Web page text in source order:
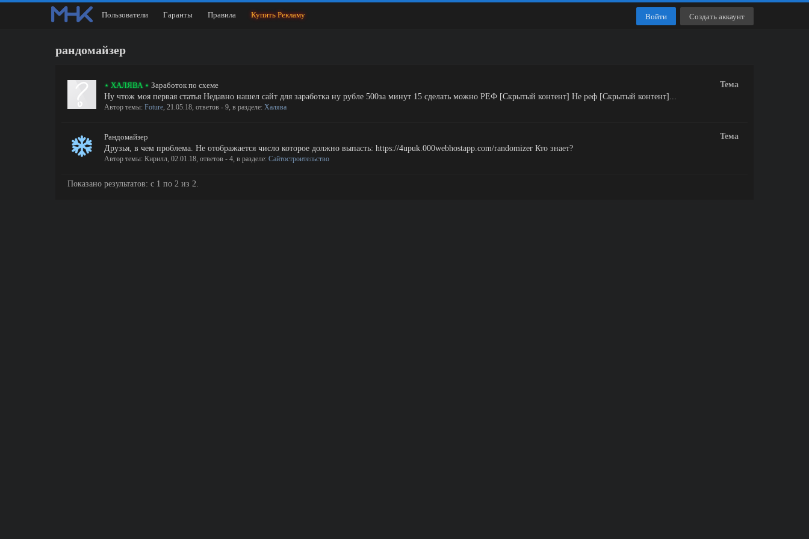
рандомайзер
Тема
⋆ ХАЛЯВА ⋆ Заработок по схеме
Ну чтож моя первая статья Недавно нашел сайт для заработка ну рубле 500за минут 15 сделать можно РЕФ [Скрытый контент] Не реф [Скрытый контент]...
Автор темы: Foture, 21.05.18, ответов - 9, в разделе: Халява
Тема
Рандомайзер
Друзья, в чем проблема. Не отображается число которое должно выпасть: https://4upuk.000webhostapp.com/randomizer Кто знает?
Автор темы: Кирилл, 02.01.18, ответов - 4, в разделе: Сайтостроительство
Показано результатов: с 1 по 2 из 2.
Пользователи Гаранты Правила Купить Рекламу Войти Создать аккаунт